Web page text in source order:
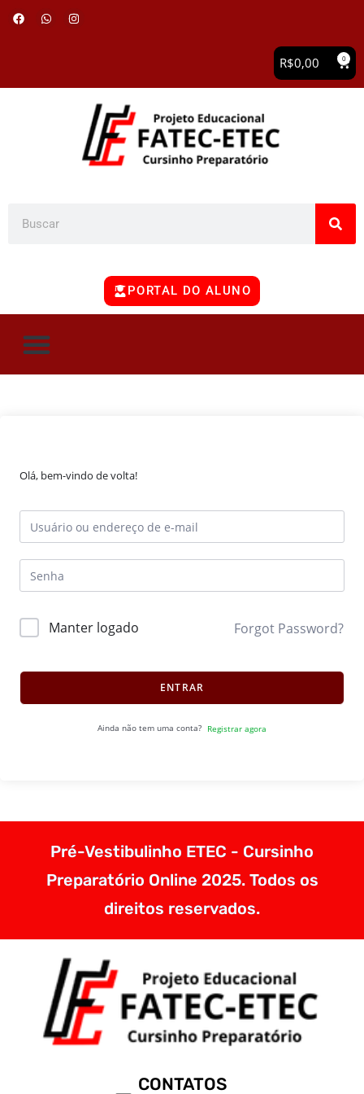
R$0,00 0
PORTAL DO ALUNO
Olá, bem-vindo de volta!
Manter logado Forgot Password?
ENTRAR
Ainda não tem uma conta? Registrar agora
Pré-Vestibulinho ETEC - Cursinho
Preparatório Online 2025. Todos os
direitos reservados.
CONTATOS